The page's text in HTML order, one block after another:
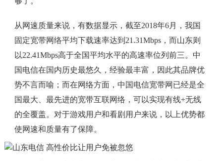
从网速质量来说，有数据显示，截至2018年6月，我国
固定宽带网络平均下载速率达到21.31Mbps，而山东则
以22.41Mbps高于全国平均水平的高速率位列前三。中
国电信在国内历史最悠久，经验最丰富，因此其品牌优
势不言而喻；而在网络方面，中国电信宽带网已经是全
国最大、最先进的宽带互联网络，可以实现有线+无线
的全覆盖。对于游戏用户和看剧用户来说，以上优势都
使网速和质量有了保障。